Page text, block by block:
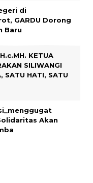
di
GARDU Dorong
Baru
KETUA
SILIWANGI
SATU HATI, SATU
Akan